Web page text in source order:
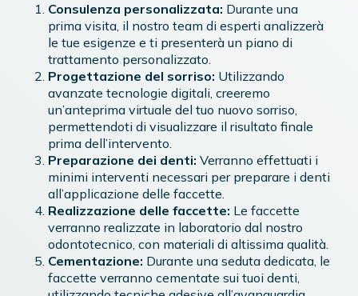
Consulenza personalizzata: Durante una
prima visita, il nostro team di esperti analizzerà
le tue esigenze e ti presenterà un piano di
trattamento personalizzato.
Progettazione del sorriso: Utilizzando
avanzate tecnologie digitali, creeremo
un’anteprima virtuale del tuo nuovo sorriso,
permettendoti di visualizzare il risultato finale
prima dell’intervento.
Preparazione dei denti: Verranno effettuati i
minimi interventi necessari per preparare i denti
all’applicazione delle faccette.
Realizzazione delle faccette: Le faccette
verranno realizzate in laboratorio dal nostro
odontotecnico, con materiali di altissima qualità.
Cementazione: Durante una seduta dedicata, le
faccette verranno cementate sui tuoi denti,